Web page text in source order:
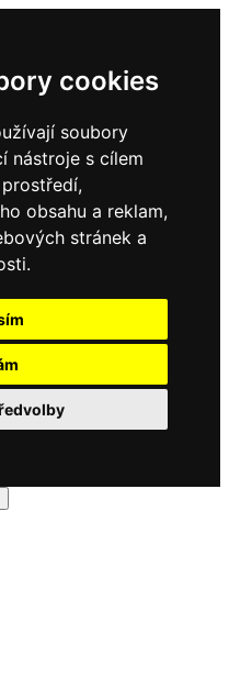
cookies
soubory
nástroje s cílem
obsahu a reklam,
stránek a